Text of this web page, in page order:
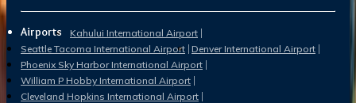
Airports
Kahului International Airport
Seattle Tacoma International Airport Denver International Airport
Phoenix Sky Harbor International Airport
William P Hobby International Airport
Cleveland Hopkins International Airport